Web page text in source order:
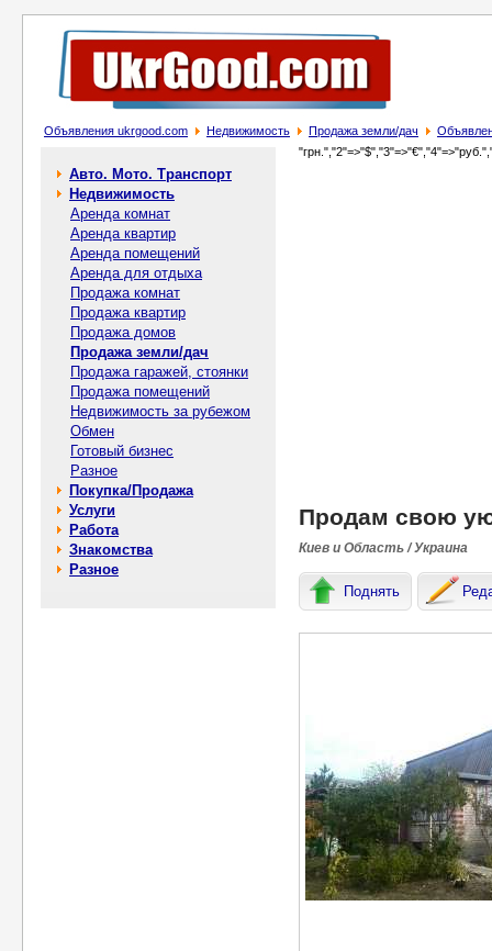
Объявления ukrgood.com Недвижимость Продажа земли/дач
Авто. Мото. Транспорт
Недвижимость
Аренда комнат
Аренда квартир
Аренда помещений
Аренда для отдыха
Продажа комнат
Продажа квартир
Продажа домов
Продажа земли/дач
Продажа гаражей, стоянки
Продажа помещений
Недвижимость за рубежом
Обмен
Готовый бизнес
Разное
Покупка/Продажа
Услуги
Работа
Знакомства
Разное
Продам свою
Киев и Область / Украина
Поднять